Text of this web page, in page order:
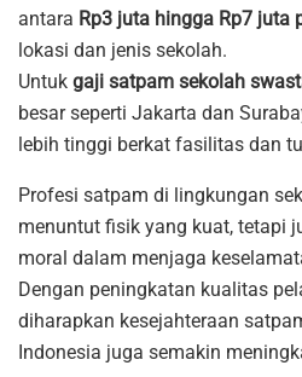
antara Rp3 juta hingga Rp7 juta
lokasi dan jenis sekolah.
Untuk gaji satpam sekolah
besar seperti Jakarta dan
lebih tinggi berkat fasilitas dan
Profesi satpam di lingkungan
menuntut fisik yang kuat, tetapi
moral dalam menjaga
Dengan peningkatan kualitas
diharapkan kesejahteraan
Indonesia juga semakin